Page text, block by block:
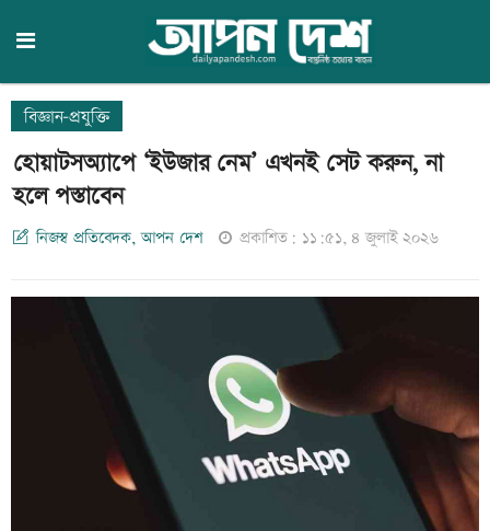
বিজ্ঞান-প্রযুক্তি
হোয়াটসঅ্যাপে ‘ইউজার নেম’ এখনই সেট করুন, না
হলে পস্তাবেন
নিজস্ব প্রতিবেদক, আপন দেশ প্রকাশিত: ১১:৫১, ৪ জুলাই ২০২৬